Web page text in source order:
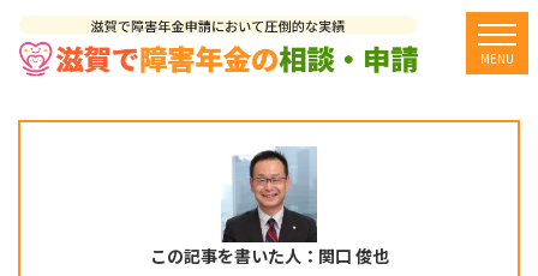
MENU
この記事を書いた人：関口 俊也